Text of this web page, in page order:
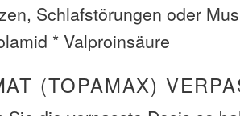
Schlafstörungen oder
* Valproinsäure
(TOPAMAX)